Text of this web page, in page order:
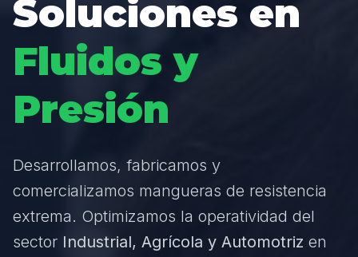
Soluciones en
Fluidos y
Presión
Desarrollamos, fabricamos y
comercializamos mangueras de resistencia
extrema. Optimizamos la operatividad del
sector Industrial, Agrícola y Automotriz en